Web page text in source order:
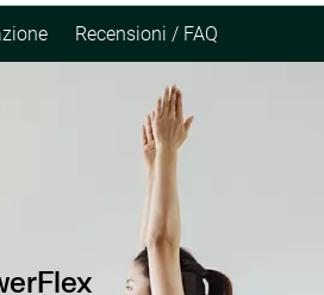
Recensioni / FAQ